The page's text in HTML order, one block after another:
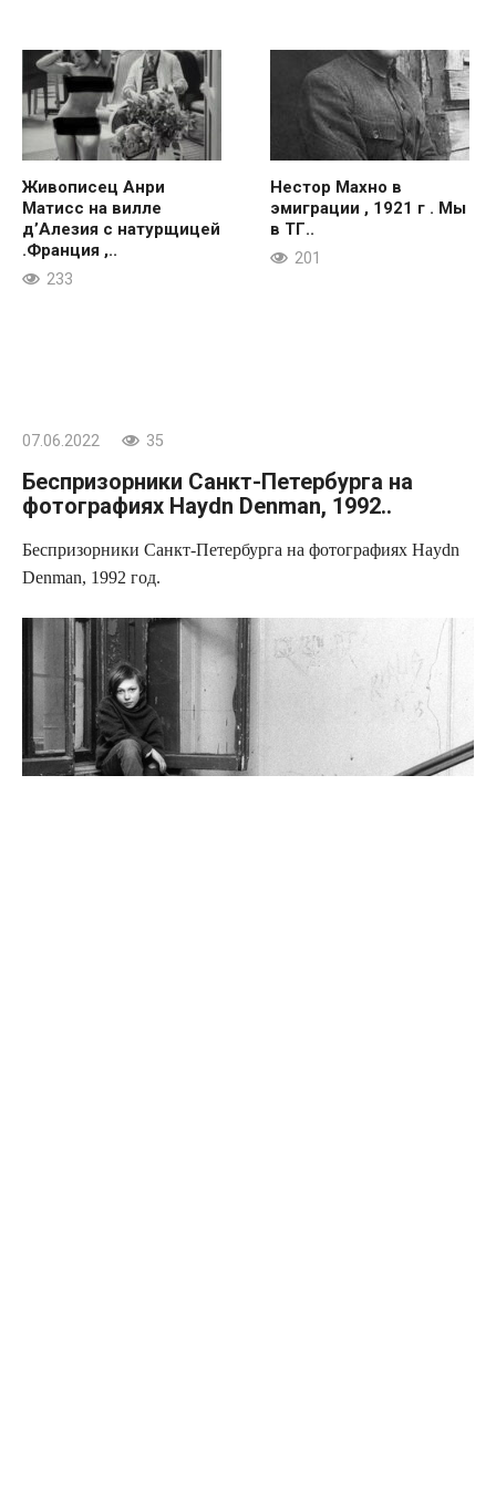
Живописец Анри
Матисс на вилле
д’Алезия с натурщицей
.Франция ,..
233
Нестор Махно в
эмиграции , 1921 г . Мы
в ТГ..
201
07.06.2022 35
Беспризорники Санкт-Петербурга на
фотографиях Haydn Denman, 1992..
Беспризорники Санкт-Петербурга на фотографиях Haydn
Denman, 1992 год.